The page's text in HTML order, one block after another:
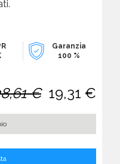
Garanzia
100 %
€ 19,31 €